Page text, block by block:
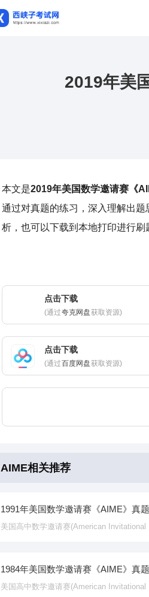
2019年美
本文是2019年美国数学邀请赛《
通过对真题的练习，深入理解出
析，也可以下载到本地打印进行刷
点击下载
(通过夸克网盘获取资源)
点击下载
(通过百度网盘获取资源)
AIME相关推荐
1991年美国数学邀请赛《AIME》真
美国高中数学邀请赛‌(American
1984年美国数学邀请赛《AIME》真
美国高中数学邀请赛‌(American